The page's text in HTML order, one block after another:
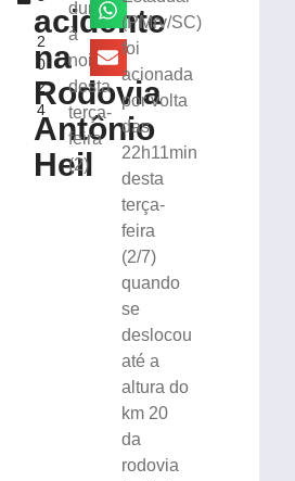
,
2
0
2
4
acidente
na
Rodovia
Antônio
Heil
durante
à
noite
desta
terça-
feira
(2)
(PMrv/SC)
foi
acionada
por volta
das
22h11min
desta
terça-
feira
(2/7)
quando
se
deslocou
até a
altura do
km 20
da
rodovia